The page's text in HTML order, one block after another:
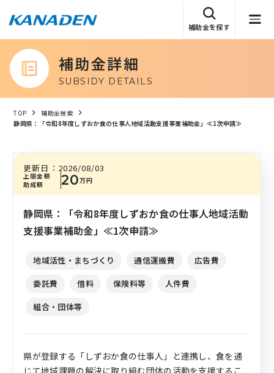
補助金を探す
補助金詳細
SUBSIDY DETAILS
TOP
補助金検索
静岡県：「令和8年度しずおか食の仕事人地域活動支援事業補助金」≪1次申請≫
上限金額
助成額
20万円
更新日： 2026/08/03
静岡県：「令和8年度しずおか食の仕事人地域活動
支援事業補助金」≪1次申請≫
地域活性・まちづくり 通信運搬費
広告費
委託費
借料 保険料等
人件費
組合・団体等
県が登録する「しずおか食の仕事人」と連携し、食を通
じて地域課題の解決に取り組む団体の活動を支援するこ